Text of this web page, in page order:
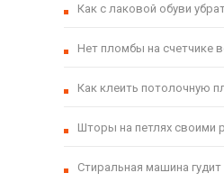
Как с лаковой обуви
Нет пломбы на счетчике
Как клеить потолочную
Шторы на петлях своими
Стиральная машина